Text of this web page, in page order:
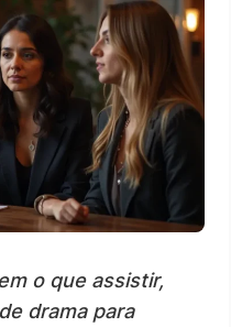
o que assistir,
drama para